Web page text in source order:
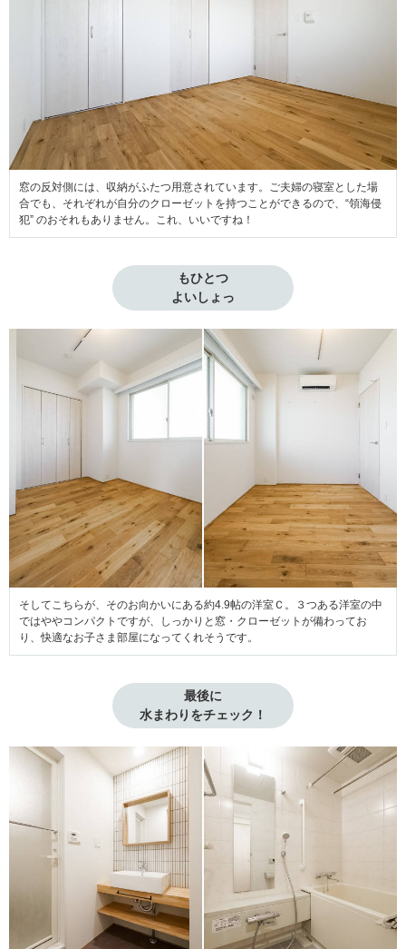
窓の反対側には、収納がふたつ用意されています。ご夫婦の寝室とした場
合でも、それぞれが自分のクローゼットを持つことができるので、“領海侵
犯” のおそれもありません。これ、いいですね！
もひとつ
よいしょっ
そしてこちらが、そのお向かいにある約4.9帖の洋室Ｃ。３つある洋室の中
ではややコンパクトですが、しっかりと窓・クローゼットが備わってお
り、快適なお子さま部屋になってくれそうです。
最後に
水まわりをチェック！